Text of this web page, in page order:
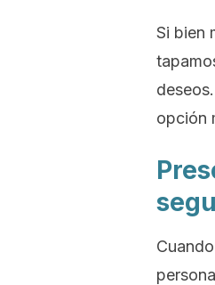
Si bien
opción